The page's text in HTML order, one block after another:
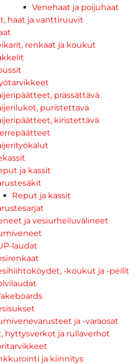
Venehaat ja poijuhaat
haat ja vanttiruuvit
renkaat ja koukut
prässättävä
puristettava
kiristettävä
ja kassit
Reput ja kassit
ja vesiurheiluvälineet
laudat
-koukut ja -peilit
ja -varaosat
hyttysverkot ja rullaverhot
ja kiinnitys